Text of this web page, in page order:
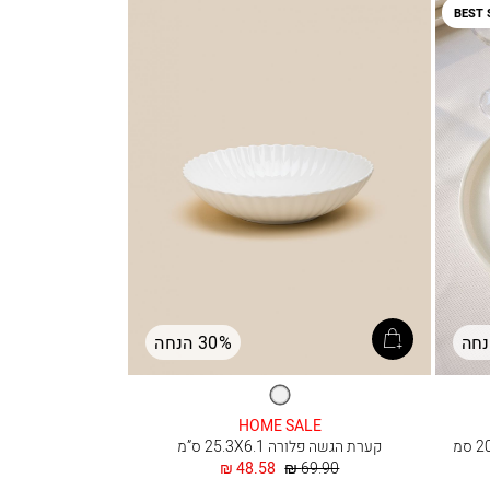
BEST
30% הנחה
לבן
HOME SALE
קערת הגשה פלורה 25.3X6.1 ס”מ
החל
48.58 ₪ מחיר
69.90 ₪